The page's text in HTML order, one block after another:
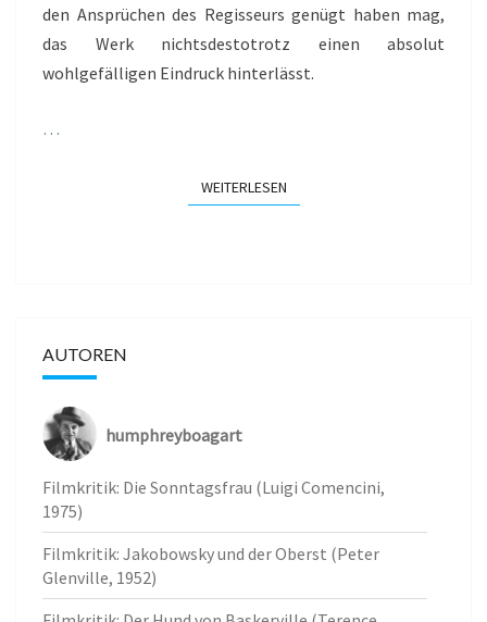
den Ansprüchen des Regisseurs genügt haben mag,
das Werk nichtsdestotrotz einen absolut
wohlgefälligen Eindruck hinterlässt.
…
WEITERLESENWEITERLESEN
AUTOREN
humphreyboagart
Filmkritik: Die Sonntagsfrau (Luigi Comencini,
1975)
Filmkritik: Jakobowsky und der Oberst (Peter
Glenville, 1952)